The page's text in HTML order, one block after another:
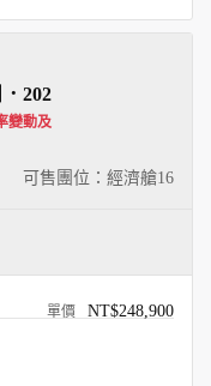
可售團位：經濟艙16
202
變動及
NT$248,900